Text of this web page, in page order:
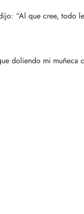
“Al que cree, todo
doliendo mi muñeca